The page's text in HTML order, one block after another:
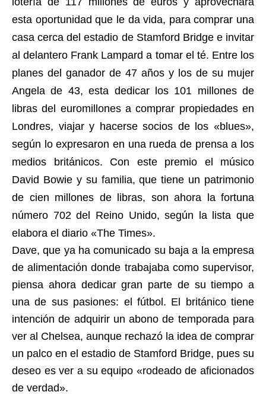
esta oportunidad que le da vida, para comprar una
casa cerca del estadio de Stamford Bridge e invitar
al delantero Frank Lampard a tomar el té. Entre los
planes del ganador de 47 años y los de su mujer
Angela de 43, esta dedicar los 101 millones de
libras del euromillones a comprar propiedades en
Londres, viajar y hacerse socios de los «blues»,
según lo expresaron en una rueda de prensa a los
medios británicos. Con este premio el músico
David Bowie y su familia, que tiene un patrimonio
de cien millones de libras, son ahora la fortuna
número 702 del Reino Unido, según la lista que
elabora el diario «The Times».
Dave, que ya ha comunicado su baja a la empresa
de alimentación donde trabajaba como supervisor,
piensa ahora dedicar gran parte de su tiempo a
una de sus pasiones: el fútbol. El británico tiene
intención de adquirir un abono de temporada para
ver al Chelsea, aunque rechazó la idea de comprar
un palco en el estadio de Stamford Bridge, pues su
deseo es ver a su equipo «rodeado de aficionados
de verdad».